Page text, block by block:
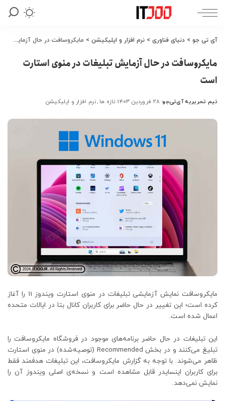
آی تی جو > دنیای فناوری > نرم افزار و اپلیکیشن > مایکروسافت در حال آزمایش تبلیغات در منوی استارت است
مایکروسافت در حال آزمایش تبلیغات در منوی استارت
است
ارسال
توسط
تیم تحریریه آی‌تی‌جو ۲۸ فروردین ۱۴۰۳ تازه ها نرم افزار و اپلیکیشن
مایکروسافت نمایش آزمایشی تبلیغات در منوی استارت ویندوز 11 را آغاز
کرده است؛ این تغییر در حال حاضر برای کاربران کانال بتا در ایالات متحده
اعمال شده است.
این تبلیغات در حال حاضر برنامه‌های موجود در فروشگاه مایکروسافت را
تبلیغ می‌کنند و در بخش Recommended (توصیه‌شده) در منوی استارت
ظاهر می‌شوند. با توجه به گزارش مایکروسافت، این تبلیغات هدفمند فقط
برای کاربران اینسایدر قابل مشاهده است و نسخه‌ی اصلی ویندوز آن را
نمایش نمی‌دهد.